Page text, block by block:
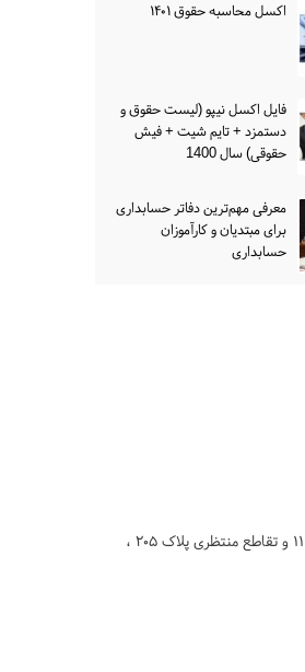
اکسل محاسبه حقوق ۱۴۰۱
فایل اکسل نیپو (لیست حقوق و
دستمزد + تایم شیت + فیش
حقوقی) سال 1400
معرفی مهم‌ترین دفاتر حسابداری
برای مبتدیان و کارآموزان
حسابداری
مشهد ، بلوار بعثت ، بین بعثت ۱۱ و تقاطع منتظری پلاک ۲۰۵ ،